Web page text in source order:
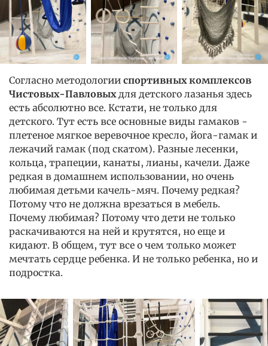
Согласно методологии спортивных комплексов
Чистовых-Павловыхдля детского лазанья здесь
есть абсолютно все. Кстати, не только для
детского. Тут есть все основные виды гамаков -
плетеное мягкое веревочное кресло, йога-гамак и
лежачий гамак (под скатом). Разные лесенки,
кольца, трапеции, канаты, лианы, качели. Даже
редкая в домашнем использовании, но очень
любимая детьми качель-мяч. Почему редкая?
Потому что не должна врезаться в мебель.
Почему любимая? Потому что дети не только
раскачиваются на ней и крутятся, но еще и
кидают. В общем, тут все о чем только может
мечтать сердце ребенка. И не только ребенка, но и
подростка.